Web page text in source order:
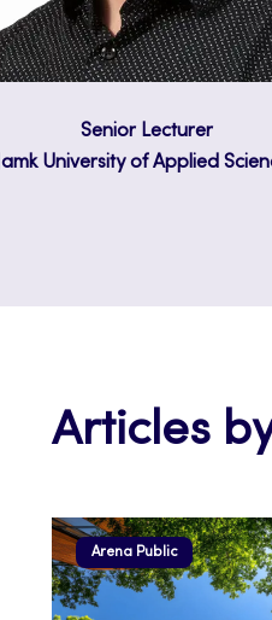
Senior Lecturer
Jamk University of Applied
Articles
Arena Public